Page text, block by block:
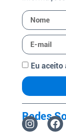
Eu aceito
Redes